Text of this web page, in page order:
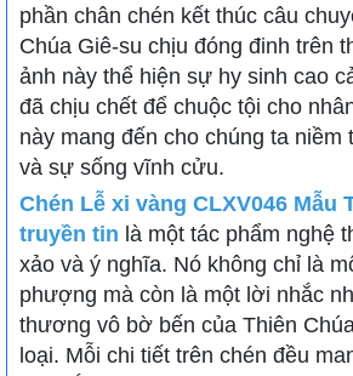
phần chân chén kết thúc câu
Chúa Giê-su chịu đóng đinh trên
ảnh này thể hiện sự hy sinh cao
đã chịu chết để chuộc tội cho
này mang đến cho chúng ta niềm
và sự sống vĩnh cửu.
Chén Lễ xi vàng CLXV046 Mẫu
truyền tin là một tác phẩm nghệ
xảo và ý nghĩa. Nó không chỉ là
phượng mà còn là một lời nhắc
thương vô bờ bến của Thiên
loại. Mỗi chi tiết trên chén đều